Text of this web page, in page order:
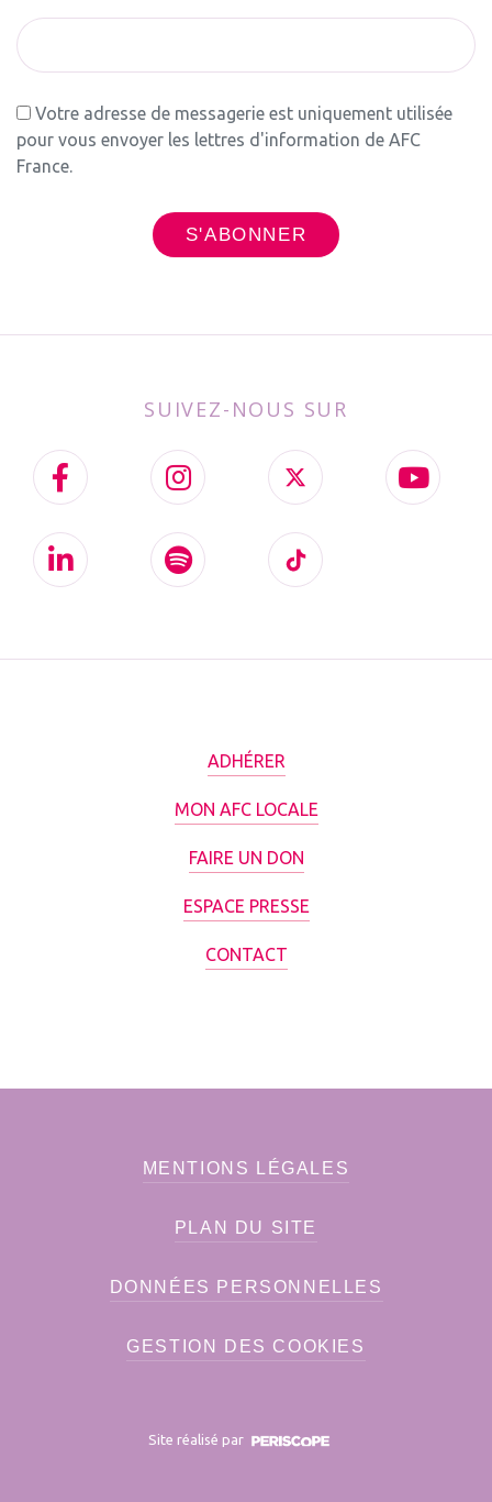
Votre adresse de messagerie est uniquement utilisée
pour vous envoyer les lettres d'information de AFC
France.
SUIVEZ-NOUS SUR
ADHÉRER
MON AFC LOCALE
FAIRE UN DON
ESPACE PRESSE
CONTACT
MENTIONS LÉGALES
PLAN DU SITE
DONNÉES PERSONNELLES
GESTION DES COOKIES
Site réalisé par